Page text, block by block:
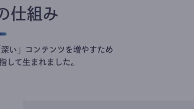
仕組み
い」コンテンツを増やすため
して生まれました。